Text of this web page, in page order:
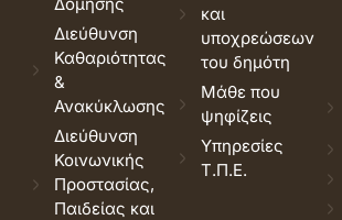
Διεύθυνση
Καθαριότητας
&
Ανακύκλωσης
Διεύθυνση
Κοινωνικής
Προστασίας,
Παιδείας και
και
υποχρεώσεων
του δημότη
Μάθε που
ψηφίζεις
Υπηρεσίες
Τ.Π.Ε.